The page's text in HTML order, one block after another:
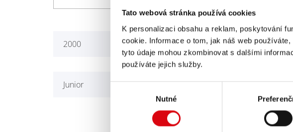
Tato webová stránka používá cookies
K personalizaci obsahu a reklam, poskytování
cookie. Informace o tom, jak náš web
tyto údaje mohou zkombinovat s dalšími
používáte jejich služby.
Nutné
2000 A11
Junior T2